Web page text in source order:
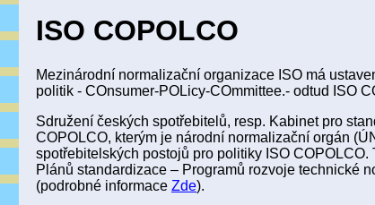
ISO COPOLCO
Mezinárodní normalizační organizace ISO má
politik - COnsumer-POLicy-COmmittee.- odtud ISO
Sdružení českých spotřebitelů, resp. Kabinet pro
COPOLCO, kterým je národní normalizační orgán
spotřebitelských postojů pro politiky ISO
Plánů standardizace – Programů rozvoje technické
(podrobné informace Zde).